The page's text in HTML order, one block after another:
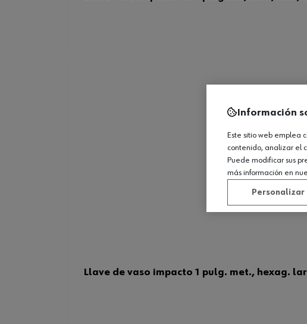
Llave de vaso impacto 1 pulg. met., hexag.
Información
Este sitio web emplea
contenido, analizar el
Puede modificar sus
más información en
Personalizar